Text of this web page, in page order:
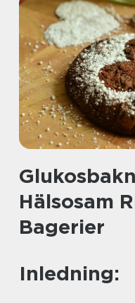
Hälsosam
Bagerier
Inledning: